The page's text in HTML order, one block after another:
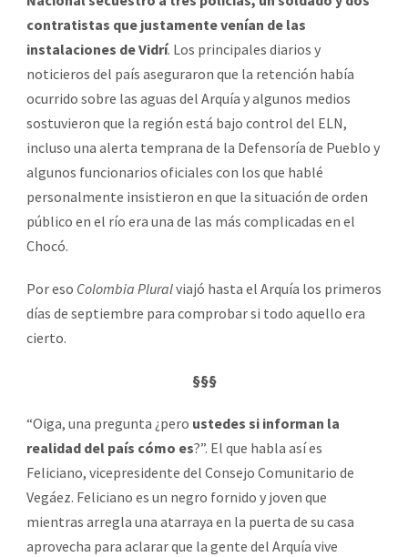
contratistas que justamente venían de las
instalaciones de Vidrí. Los principales diarios y
noticieros del país aseguraron que la retención había
ocurrido sobre las aguas del Arquía y algunos medios
sostuvieron que la región está bajo control del ELN,
incluso una alerta temprana de la Defensoría de Pueblo y
algunos funcionarios oficiales con los que hablé
personalmente insistieron en que la situación de orden
público en el río era una de las más complicadas en el
Chocó.
Por eso Colombia Pluralviajó hasta el Arquía los primeros
días de septiembre para comprobar si todo aquello era
cierto.
§§§
“Oiga, una pregunta ¿pero ustedes si informan la
realidad del país cómo es?”. El que habla así es
Feliciano, vicepresidente del Consejo Comunitario de
Vegáez. Feliciano es un negro fornido y joven que
mientras arregla una atarraya en la puerta de su casa
aprovecha para aclarar que la gente del Arquía vive